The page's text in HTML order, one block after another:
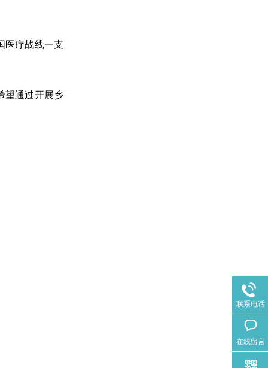
医疗战线一支
望通过开展乡
联系电话
在线留言